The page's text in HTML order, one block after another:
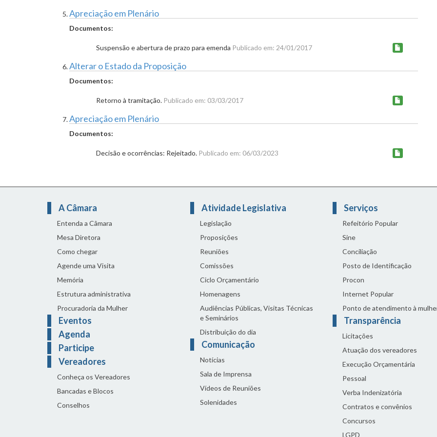
Apreciação em Plenário
Documentos:
Suspensão e abertura de prazo para emenda Publicado em: 24/01/2017
Alterar o Estado da Proposição
Documentos:
Retorno à tramitação. Publicado em: 03/03/2017
Apreciação em Plenário
Documentos:
Decisão e ocorrências: Rejeitado. Publicado em: 06/03/2023
A Câmara
Entenda a Câmara
Mesa Diretora
Como chegar
Agende uma Visita
Memória
Estrutura administrativa
Procuradoria da Mulher
Eventos
Agenda
Participe
Vereadores
Conheça os Vereadores
Bancadas e Blocos
Conselhos
Atividade Legislativa
Legislação
Proposições
Reuniões
Comissões
Ciclo Orçamentário
Homenagens
Audiências Públicas, Visitas Técnicas
e Seminários
Distribuição do dia
Comunicação
Notícias
Sala de Imprensa
Vídeos de Reuniões
Solenidades
Serviços
Refeitório Popular
Sine
Conciliação
Posto de Identificação
Procon
Internet Popular
Ponto de atendimento à
Transparência
Licitações
Atuação dos vereadores
Execução Orçamentária
Pessoal
Verba Indenizatória
Contratos e convênios
Concursos
LGPD